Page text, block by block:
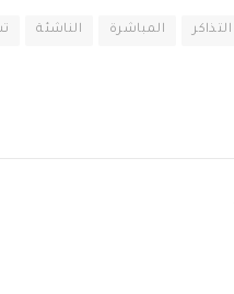
التذاكر المباشرة الناشئة